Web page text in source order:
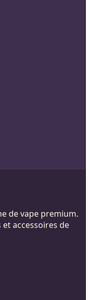
de vape premium.
accessoires de